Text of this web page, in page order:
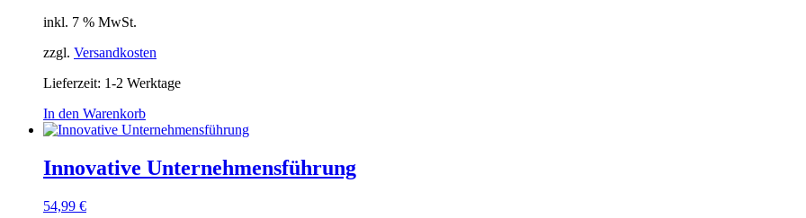
inkl. 7 % MwSt.
zzgl. Versandkosten
Lieferzeit: 1-2 Werktage
In den Warenkorb
Innovative Unternehmensführung
54,99 €